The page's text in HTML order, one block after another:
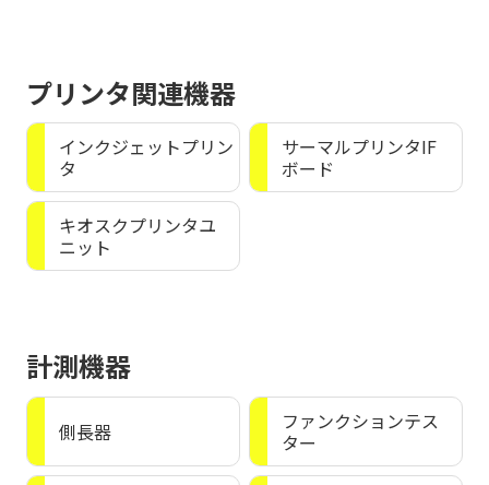
プリンタ関連機器
インクジェットプリン
タ
サーマルプリンタIF
ボード
キオスクプリンタユ
ニット
計測機器
側長器
ファンクションテス
ター